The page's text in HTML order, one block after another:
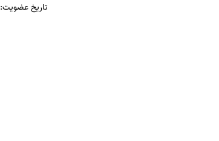
تاریخ عضویت: